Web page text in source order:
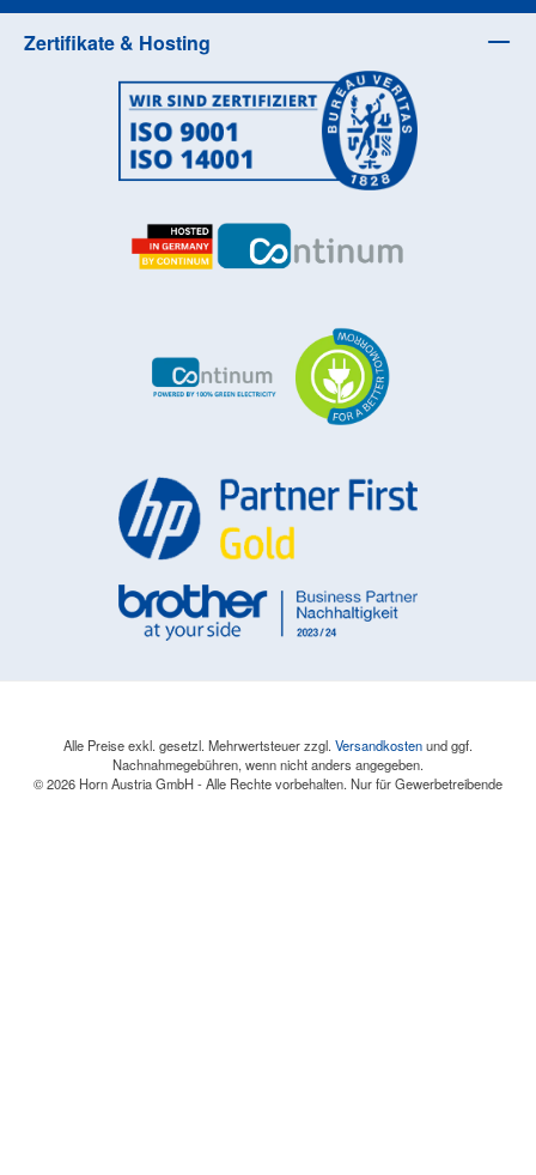
Zertifikate & Hosting
Alle Preise exkl. gesetzl. Mehrwertsteuer zzgl. Versandkostenund ggf.
Nachnahmegebühren, wenn nicht anders angegeben.
© 2026 Horn Austria GmbH - Alle Rechte vorbehalten. Nur für Gewerbetreibende